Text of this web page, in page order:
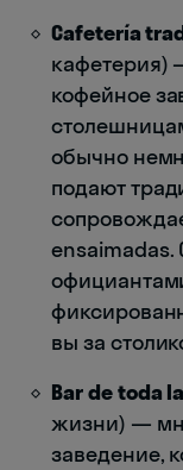
Cafetería
кафетерия)
кофейное
обычно
подают
ensaimadas.
вы за
Bar de toda
жизни) —
заведение,